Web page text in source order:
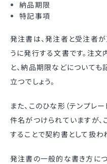
納品期限
特記事項
発注書は、発注者と受注者
うに発行する文書です。注
と、納品期限などについても
立つでしょう。
また、このひな形（テンプ
件名がつけられていますが
することで契約書として扱わ
発注書の一般的な書き方に